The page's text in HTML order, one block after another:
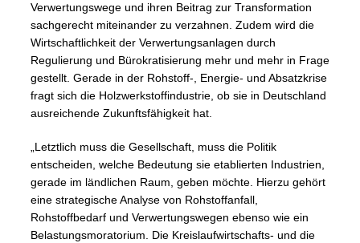
Verwertungswege und ihren Beitrag zur Transformation
sachgerecht miteinander zu verzahnen. Zudem wird die
Wirtschaftlichkeit der Verwertungsanlagen durch
Regulierung und Bürokratisierung mehr und mehr in Frage
gestellt. Gerade in der Rohstoff-, Energie- und Absatzkrise
fragt sich die Holzwerkstoffindustrie, ob sie in Deutschland
ausreichende Zukunftsfähigkeit hat.
„Letztlich muss die Gesellschaft, muss die Politik
entscheiden, welche Bedeutung sie etablierten Industrien,
gerade im ländlichen Raum, geben möchte. Hierzu gehört
eine strategische Analyse von Rohstoffanfall,
Rohstoffbedarf und Verwertungswegen ebenso wie ein
Belastungsmoratorium. Die Kreislaufwirtschafts- und die